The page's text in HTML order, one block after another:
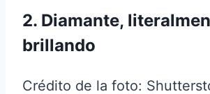
2. Diamante,
brillando
Crédito de la foto: